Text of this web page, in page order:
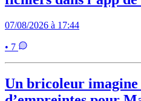
07/08/2026 à 17:44
• 7
Un bricoleur